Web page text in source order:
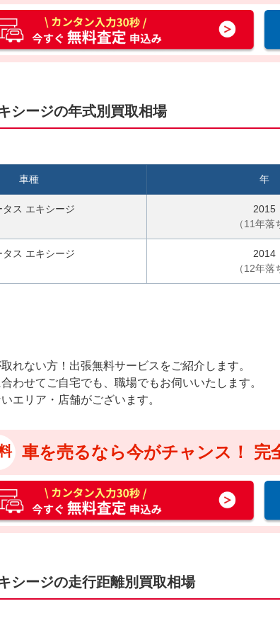
料
軽
に
ご
相
談
シージの年式別買取相場
車種 年
タス エキシージ
2015
（11年落
タス エキシージ
2014
（12年落
れない方！出張無料サービスをご紹介します。
わせてご自宅でも、職場でもお伺いいたします。
エリア・店舗がございます。
車を売るなら今がチャンス！ 完
料
シージの走行距離別買取相場